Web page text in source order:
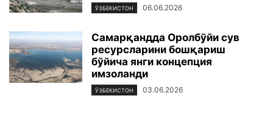
ЎЗБЕКИСТОН 06.06.2026
Самарқандда Оролбўйи сув
ресурсларини бошқариш
бўйича янги концепция
имзоланди
ЎЗБЕКИСТОН 03.06.2026